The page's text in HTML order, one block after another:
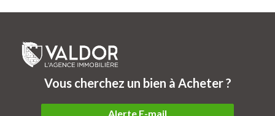
Vous cherchez un bien à Acheter ?
Alerte E-mail